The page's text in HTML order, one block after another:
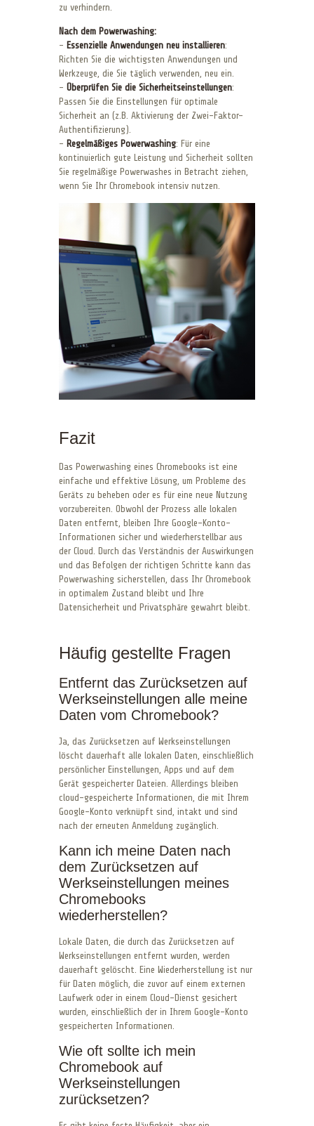
zu verhindern.
Nach dem Powerwashing:
– Essenzielle Anwendungen neu installieren:
Richten Sie die wichtigsten Anwendungen und
Werkzeuge, die Sie täglich verwenden, neu ein.
– Überprüfen Sie die Sicherheitseinstellungen:
Passen Sie die Einstellungen für optimale
Sicherheit an (z.B. Aktivierung der Zwei-Faktor-
Authentifizierung).
– Regelmäßiges Powerwashing: Für eine
kontinuierlich gute Leistung und Sicherheit sollten
Sie regelmäßige Powerwashes in Betracht ziehen,
wenn Sie Ihr Chromebook intensiv nutzen.
Fazit
Das Powerwashing eines Chromebooks ist eine
einfache und effektive Lösung, um Probleme des
Geräts zu beheben oder es für eine neue Nutzung
vorzubereiten. Obwohl der Prozess alle lokalen
Daten entfernt, bleiben Ihre Google-Konto-
Informationen sicher und wiederherstellbar aus
der Cloud. Durch das Verständnis der Auswirkungen
und das Befolgen der richtigen Schritte kann das
Powerwashing sicherstellen, dass Ihr Chromebook
in optimalem Zustand bleibt und Ihre
Datensicherheit und Privatsphäre gewahrt bleibt.
Häufig gestellte Fragen
Entfernt das Zurücksetzen auf
Werkseinstellungen alle meine
Daten vom Chromebook?
Ja, das Zurücksetzen auf Werkseinstellungen
löscht dauerhaft alle lokalen Daten, einschließlich
persönlicher Einstellungen, Apps und auf dem
Gerät gespeicherter Dateien. Allerdings bleiben
cloud-gespeicherte Informationen, die mit Ihrem
Google-Konto verknüpft sind, intakt und sind
nach der erneuten Anmeldung zugänglich.
Kann ich meine Daten nach
dem Zurücksetzen auf
Werkseinstellungen meines
Chromebooks
wiederherstellen?
Lokale Daten, die durch das Zurücksetzen auf
Werkseinstellungen entfernt wurden, werden
dauerhaft gelöscht. Eine Wiederherstellung ist nur
für Daten möglich, die zuvor auf einem externen
Laufwerk oder in einem Cloud-Dienst gesichert
wurden, einschließlich der in Ihrem Google-Konto
gespeicherten Informationen.
Wie oft sollte ich mein
Chromebook auf
Werkseinstellungen
zurücksetzen?